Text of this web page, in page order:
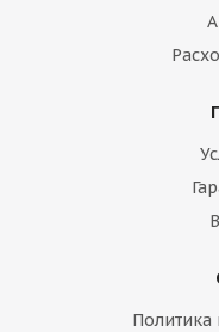
Политика